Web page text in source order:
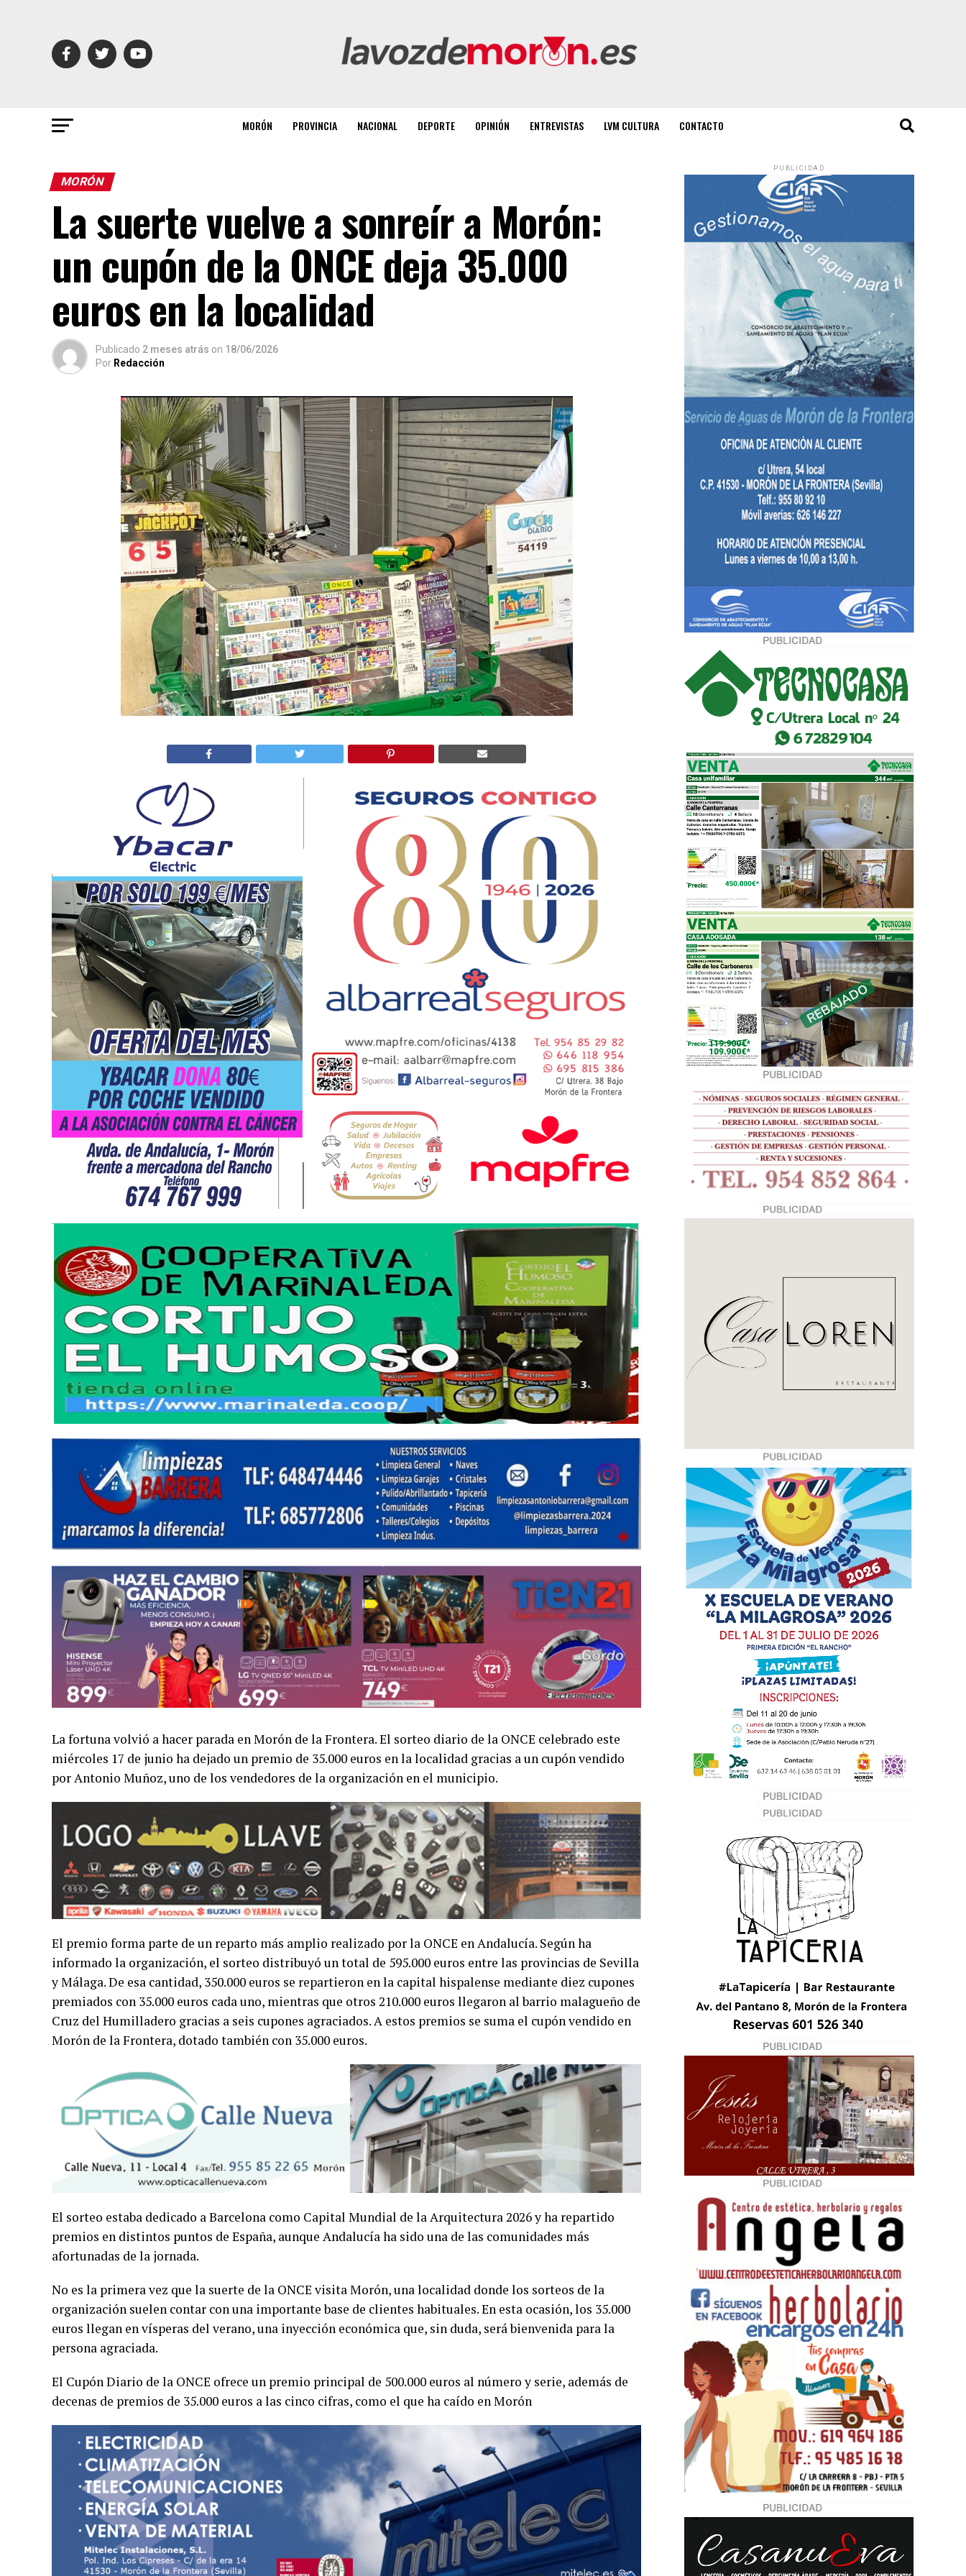
MORÓN PROVINCIA NACIONAL DEPORTE OPINIÓN ENTREVISTAS LVM CULTURA CONTACTO
MORÓN
La suerte vuelve a sonreír a Morón:
un cupón de la ONCE deja 35.000
euros en la localidad
Publicado 2 meses atrás on 18/06/2026
Por Redacción
La fortuna volvió a hacer parada en Morón de la Frontera. El sorteo diario de la ONCE celebrado este
miércoles 17 de junio ha dejado un premio de 35.000 euros en la localidad gracias a un cupón vendido
por Antonio Muñoz, uno de los vendedores de la organización en el municipio.
El premio forma parte de un reparto más amplio realizado por la ONCE en Andalucía. Según ha
informado la organización, el sorteo distribuyó un total de 595.000 euros entre las provincias de Sevilla
y Málaga. De esa cantidad, 350.000 euros se repartieron en la capital hispalense mediante diez cupones
premiados con 35.000 euros cada uno, mientras que otros 210.000 euros llegaron al barrio malagueño de
Cruz del Humilladero gracias a seis cupones agraciados. A estos premios se suma el cupón vendido en
Morón de la Frontera, dotado también con 35.000 euros.
El sorteo estaba dedicado a Barcelona como Capital Mundial de la Arquitectura 2026 y ha repartido
premios en distintos puntos de España, aunque Andalucía ha sido una de las comunidades más
afortunadas de la jornada.
No es la primera vez que la suerte de la ONCE visita Morón, una localidad donde los sorteos de la
organización suelen contar con una importante base de clientes habituales. En esta ocasión, los 35.000
euros llegan en vísperas del verano, una inyección económica que, sin duda, será bienvenida para la
persona agraciada.
El Cupón Diario de la ONCE ofrece un premio principal de 500.000 euros al número y serie, además de
decenas de premios de 35.000 euros a las cinco cifras, como el que ha caído en Morón
PUBLICIDAD